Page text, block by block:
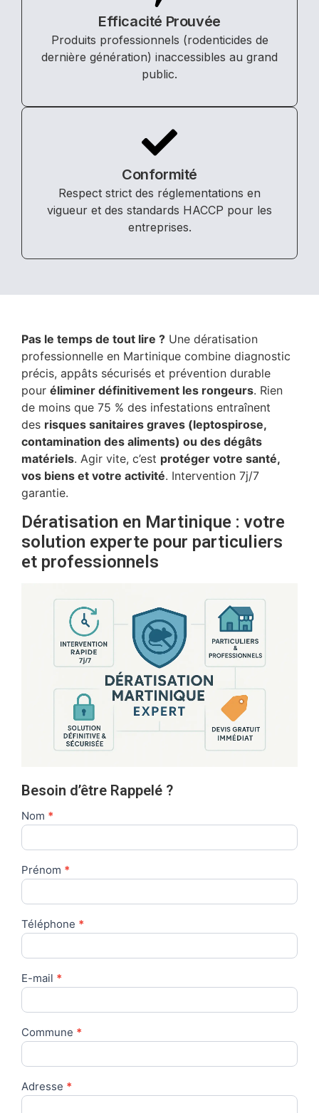
Efficacité Prouvée
Produits professionnels (rodenticides de
dernière génération) inaccessibles au grand
public.
Conformité
Respect strict des réglementations en
vigueur et des standards HACCP pour les
entreprises.
Pas le temps de tout lire ? Une dératisation
professionnelle en Martinique combine diagnostic
précis, appâts sécurisés et prévention durable
pour éliminer définitivement les rongeurs. Rien
de moins que 75 % des infestations entraînent
des risques sanitaires graves (leptospirose,
contamination des aliments) ou des dégâts
matériels. Agir vite, c’est protéger votre santé,
vos biens et votre activité. Intervention 7j/7
garantie.
Dératisation en Martinique : votre
solution experte pour particuliers
et professionnels
Besoin d’être Rappelé ?
Formulaire
contact
Nom *
Prénom *
Téléphone *
E-mail *
Commune *
Adresse *